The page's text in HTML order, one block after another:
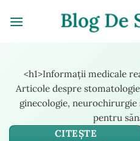
<h1>Informații medicale
Articole despre
ginecologie,
pentru
CITEȘTE